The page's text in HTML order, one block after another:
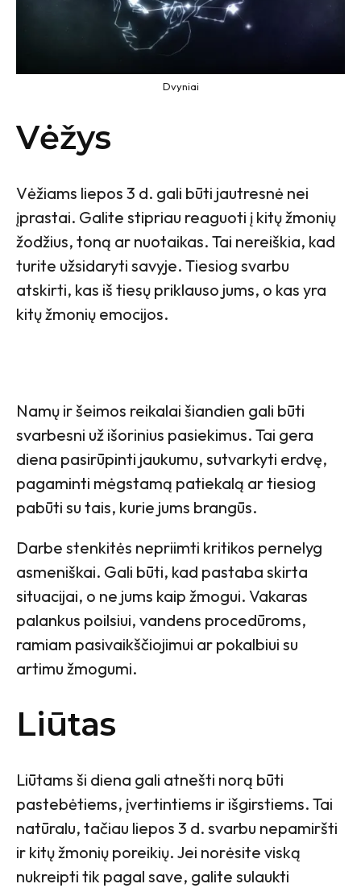
Dvyniai
Vėžys
Vėžiams liepos 3 d. gali būti jautresnė nei
įprastai. Galite stipriau reaguoti į kitų žmonių
žodžius, toną ar nuotaikas. Tai nereiškia, kad
turite užsidaryti savyje. Tiesiog svarbu
atskirti, kas iš tiesų priklauso jums, o kas yra
kitų žmonių emocijos.
Namų ir šeimos reikalai šiandien gali būti
svarbesni už išorinius pasiekimus. Tai gera
diena pasirūpinti jaukumu, sutvarkyti erdvę,
pagaminti mėgstamą patiekalą ar tiesiog
pabūti su tais, kurie jums brangūs.
Darbe stenkitės nepriimti kritikos pernelyg
asmeniškai. Gali būti, kad pastaba skirta
situacijai, o ne jums kaip žmogui. Vakaras
palankus poilsiui, vandens procedūroms,
ramiam pasivaikščiojimui ar pokalbiui su
artimu žmogumi.
Liūtas
Liūtams ši diena gali atnešti norą būti
pastebėtiems, įvertintiems ir išgirstiems. Tai
natūralu, tačiau liepos 3 d. svarbu nepamiršti
ir kitų žmonių poreikių. Jei norėsite viską
nukreipti tik pagal save, galite sulaukti